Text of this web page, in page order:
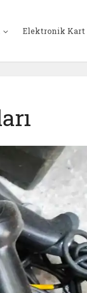
Elektronik Kart